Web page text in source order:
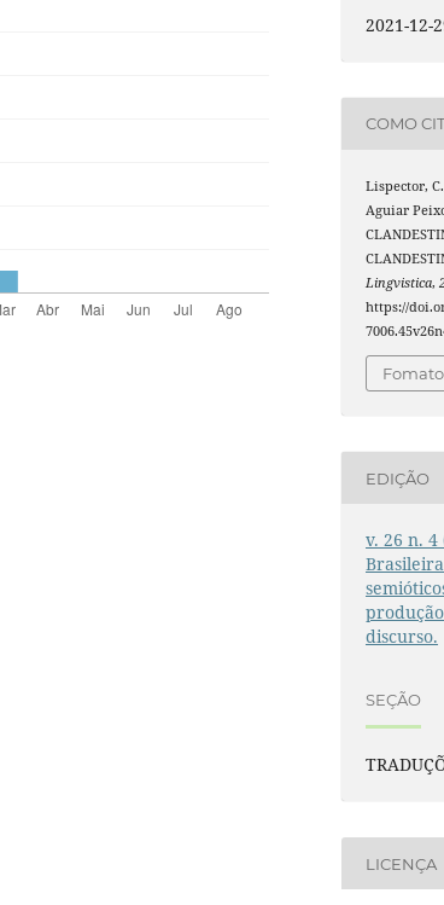
2021-12-
COMO
Lispector,
Aguiar
Lingvistica,
https://
EDIÇÃO
v. 26 n.
discurso.
SEÇÃO
LICENÇA